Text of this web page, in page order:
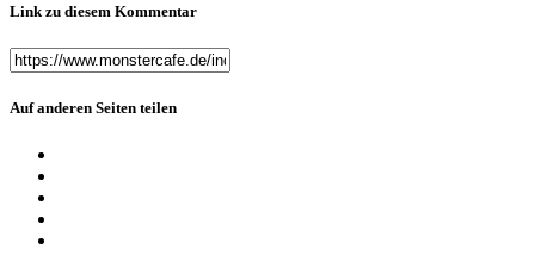
Link zu diesem Kommentar
Auf anderen Seiten teilen